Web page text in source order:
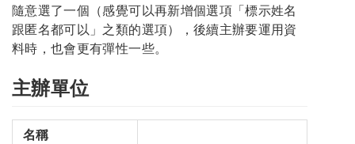
隨意選了一個（感覺可以再新增個選項「標示姓名
跟匿名都可以」之類的選項），後續主辦要運用資
料時，也會更有彈性一些。
主辦單位
名稱